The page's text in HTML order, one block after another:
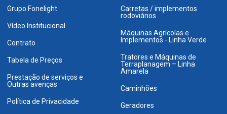
Grupo Fonelight
Vídeo Institucional
Contrato
Tabela de Preços
Prestação de serviços e
Outras avenças
Política de Privacidade
Carretas / implementos
rodoviários
Máquinas Agrícolas e
Implementos - Linha Verde
Tratores e Máquinas de
Terraplanagem – Linha
Amarela
Caminhões
Geradores